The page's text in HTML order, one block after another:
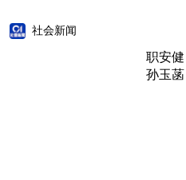
社会新闻
职安
孙玉